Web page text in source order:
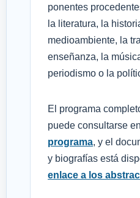
ponentes
la literatura, la
medioambiente, la
enseñanza, la
periodismo o la
El programa
puede consultarse
programa, y el
y biografías está
enlace a los